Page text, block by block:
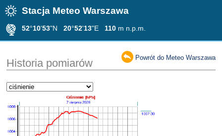
Stacja Meteo Warszawa
52°10'53"N 20°52'13"E 110 m n.p.m.
Powrót do Meteo Warszawa
Historia pomiarów